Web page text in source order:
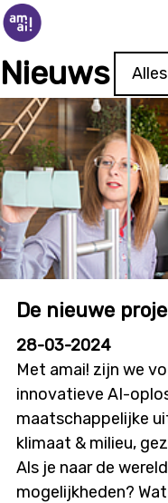
Nieuws Alles
De nieuwe
28-03-2024
Met amai! zijn we
innovatieve AI-
maatschappelijke
klimaat & milieu,
Als je naar de
mogelijkheden?